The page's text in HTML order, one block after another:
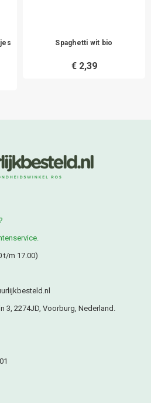
Spaghetti wit bio
€ 2,39
t/m 17.00)
3, 2274JD, Voorburg, Nederland.